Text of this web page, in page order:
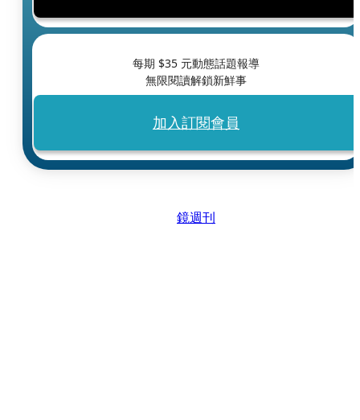
每期 $35 元動態話題報導
無限閱讀解鎖新鮮事
加入訂閱會員
鏡週刊